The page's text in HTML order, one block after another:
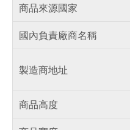
商品來源國家
國內負責廠商名稱
製造商地址
商品高度